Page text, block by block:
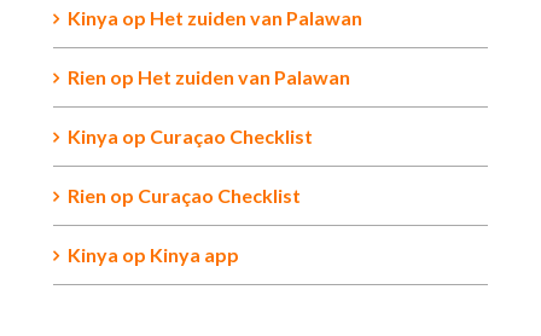
Kinya op Het zuiden van Palawan
Rien op Het zuiden van Palawan
Kinya op Curaçao Checklist
Rien op Curaçao Checklist
Kinya op Kinya app